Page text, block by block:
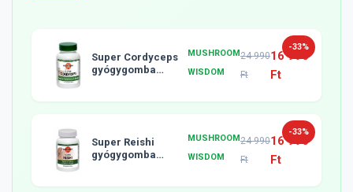
-33%
Super Cordyceps
gyógygomba
MUSHROOM
WISDOM
24 990
Ft
16 990
Ft
-33%
Super Reishi
gyógygomba
MUSHROOM
WISDOM
24 990
Ft
16 990
Ft